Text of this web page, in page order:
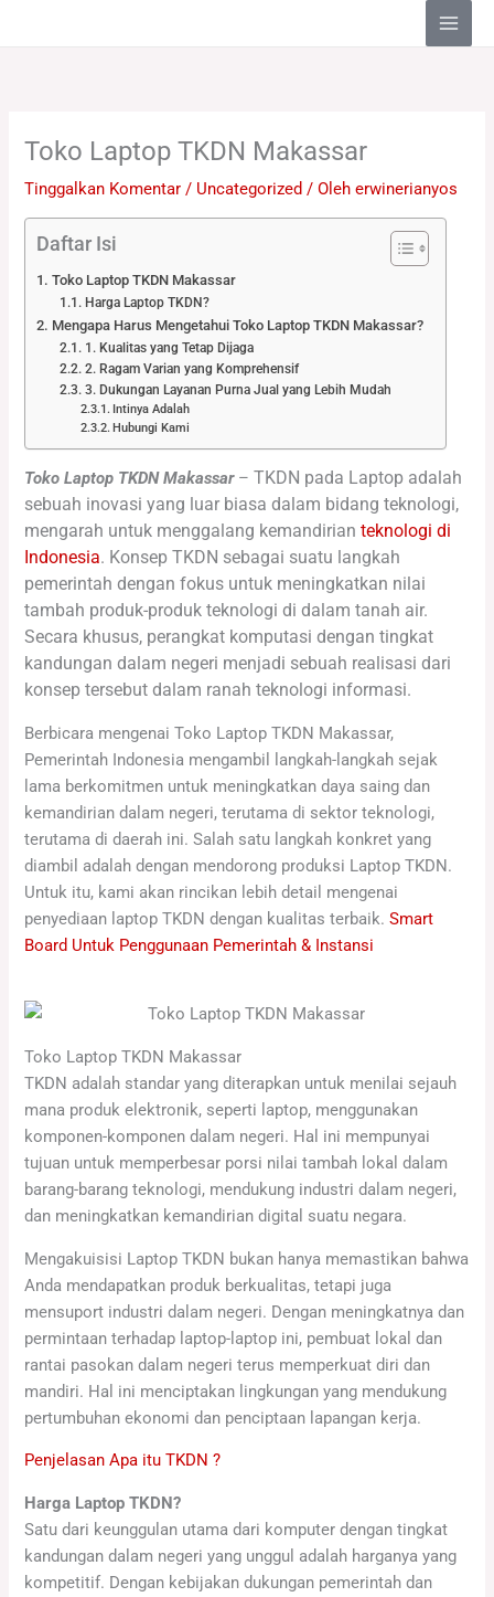
Toko Laptop TKDN Makassar
Tinggalkan Komentar / Uncategorized / Oleherwinerianyos
Daftar Isi
Toko Laptop TKDN Makassar
Harga Laptop TKDN?
Mengapa Harus Mengetahui Toko Laptop TKDN Makassar?
1. Kualitas yang Tetap Dijaga
2. Ragam Varian yang Komprehensif
3. Dukungan Layanan Purna Jual yang Lebih Mudah
Intinya Adalah
Hubungi Kami
Toko Laptop TKDN Makassar–TKDN pada Laptop adalah
sebuah inovasi yang luar biasa dalam bidang teknologi,
mengarah untuk menggalang kemandirianteknologi di
Indonesia. Konsep TKDN sebagai suatu langkah
pemerintah dengan fokus untuk meningkatkan nilai
tambah produk-produk teknologi di dalam tanah air.
Secara khusus, perangkat komputasi dengan tingkat
kandungan dalam negeri menjadi sebuah realisasi dari
konsep tersebut dalam ranah teknologi informasi.
Berbicara mengenai Toko Laptop TKDN Makassar,
Pemerintah Indonesia mengambil langkah-langkah sejak
lama berkomitmen untuk meningkatkan daya saing dan
kemandirian dalam negeri, terutama di sektor teknologi,
terutama di daerah ini. Salah satu langkah konkret yang
diambil adalah dengan mendorong produksi Laptop TKDN.
Untuk itu, kami akan rincikan lebih detail mengenai
penyediaan laptop TKDN dengan kualitas terbaik.Smart
Board Untuk Penggunaan Pemerintah & Instansi
Toko Laptop TKDN Makassar
TKDN adalah standar yang diterapkan untuk menilai sejauh
mana produk elektronik, seperti laptop, menggunakan
komponen-komponen dalam negeri. Hal ini mempunyai
tujuan untuk memperbesar porsi nilai tambah lokal dalam
barang-barang teknologi, mendukung industri dalam negeri,
dan meningkatkan kemandirian digital suatu negara.
Mengakuisisi Laptop TKDN bukan hanya memastikan bahwa
Anda mendapatkan produk berkualitas, tetapi juga
mensuport industri dalam negeri. Dengan meningkatnya dan
permintaan terhadap laptop-laptop ini, pembuat lokal dan
rantai pasokan dalam negeri terus memperkuat diri dan
mandiri. Hal ini menciptakan lingkungan yang mendukung
pertumbuhan ekonomi dan penciptaan lapangan kerja.
Penjelasan Apa itu TKDN ?
Harga Laptop TKDN?
Satu dari keunggulan utama dari komputer dengan tingkat
kandungan dalam negeri yang unggul adalah harganya yang
kompetitif. Dengan kebijakan dukungan pemerintah dan